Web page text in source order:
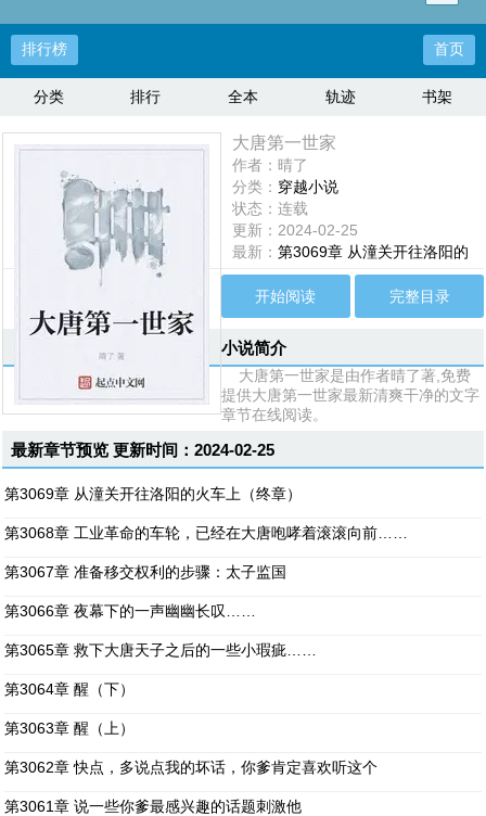
排行榜 首页
分类 排行 全本 轨迹 书架
大唐第一世家
作者：晴了
分类： 穿越小说
状态：连载
更新：2024-02-25
最新：第3069章 从潼关开往洛阳的
火车上（终章）
开始阅读
完整目录
小说简介
大唐第一世家是由作者晴了著,免费
提供大唐第一世家最新清爽干净的文字
章节在线阅读。
最新章节预览 更新时间：2024-02-25
第3069章 从潼关开往洛阳的火车上（终章）
第3068章 工业革命的车轮，已经在大唐咆哮着滚滚向前……
第3067章 准备移交权利的步骤：太子监国
第3066章 夜幕下的一声幽幽长叹……
第3065章 救下大唐天子之后的一些小瑕疵……
第3064章 醒（下）
第3063章 醒（上）
第3062章 快点，多说点我的坏话，你爹肯定喜欢听这个
第3061章 说一些你爹最感兴趣的话题刺激他